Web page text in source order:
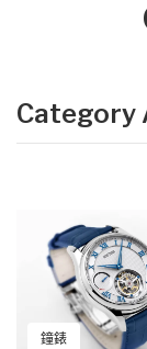
Category
鐘錶